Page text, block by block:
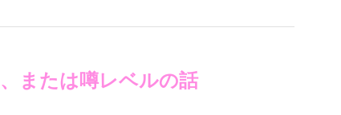
または噂レベルの話